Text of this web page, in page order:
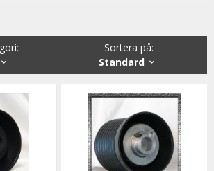
funderar över eller inte hittar i vårt
Sortera på:
Standard